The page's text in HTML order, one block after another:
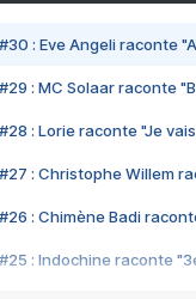
#30 : Eve Angeli raconte
#29 : MC Solaar raconte
#28 : Lorie raconte "Je
#27 : Christophe Willem
#26 : Chimène Badi
#25 : Indochine raconte